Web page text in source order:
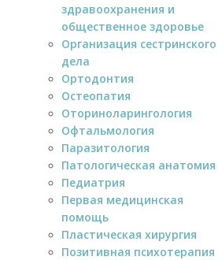
здравоохранения и
общественное здоровье
Организация сестринского
дела
Ортодонтия
Остеопатия
Оториноларингология
Офтальмология
Паразитология
Патологическая анатомия
Педиатрия
Первая медицинская
помощь
Пластическая хирургия
Позитивная психотерапия